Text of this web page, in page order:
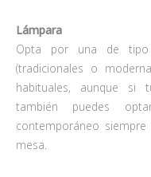
Lámpara
Opta por una de tipo
(tradicionales o
habituales, aunque si
también puedes
contemporáneo
mesa.